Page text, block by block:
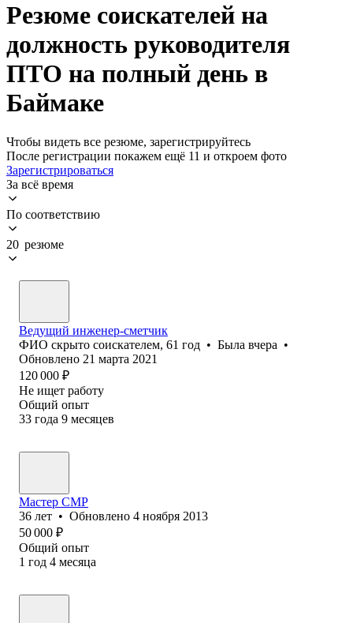
Резюме соискателей на
должность руководителя
ПТО на полный день в
Баймаке
Чтобы видеть все резюме, зарегистрируйтесь
После регистрации покажем ещё 11 и откроем фото
Зарегистрироваться
За всё время
По соответствию
20 резюме
Ведущий инженер-сметчик
ФИО скрыто соискателем, 61 год • Была вчера •
Обновлено 21 марта 2021
120 000 ₽
Не ищет работу
Общий опыт
33 года 9 месяцев
Мастер СМР
36 лет • Обновлено 4 ноября 2013
50 000 ₽
Общий опыт
1 год 4 месяца